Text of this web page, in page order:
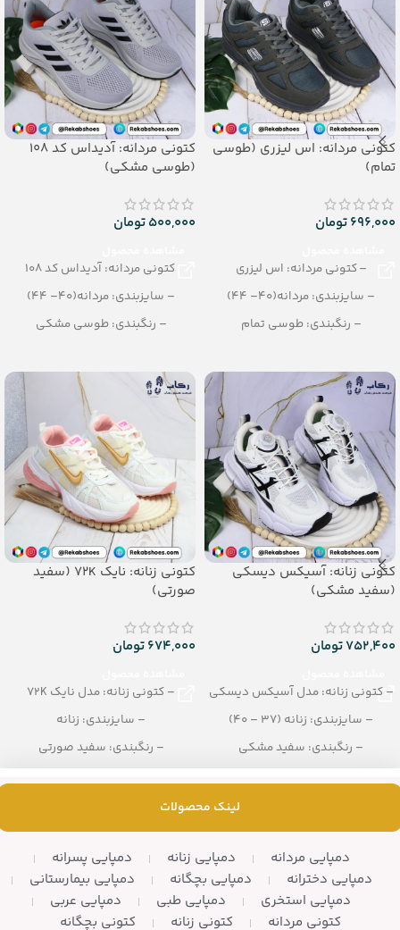
کتونی مردانه: اس لیزری (طوسی
تمام)
696,000تومان
– کتونی مردانه: اس لیزری
– سایزبندی: مردانه(40– 44)
– رنگبندی: طوسی تمام
کتونی مردانه: آدیداس کد 108
(طوسی مشکی)
500,000تومان
کتونی مردانه: آدیداس کد 108
– سایزبندی: مردانه(40– 44)
– رنگبندی: طوسی مشکی
کتونی زنانه: آسیکس دیسکی
(سفید مشکی)
752,400تومان
– کتونی زنانه: مدل آسیکس دیسکی
– سایزبندی: زنانه (37 – 40)
– رنگبندی: سفید مشکی
کتونی زنانه: نایک 72K (سفید
صورتی)
674,000تومان
– کتونی زنانه: مدل نایک 72K
– سایزبندی: زنانه
– رنگبندی: سفید صورتی
لینک محصولات
دمپایی مردانه دمپایی زنانه
دمپایی پسرانه
دمپایی دخترانه
دمپایی بچگانه
دمپایی بیمارستانی
دمپایی استخری
دمپایی طبی
دمپایی عربی
کتونی مردانه
کتونی زنانه کتونی بچگانه